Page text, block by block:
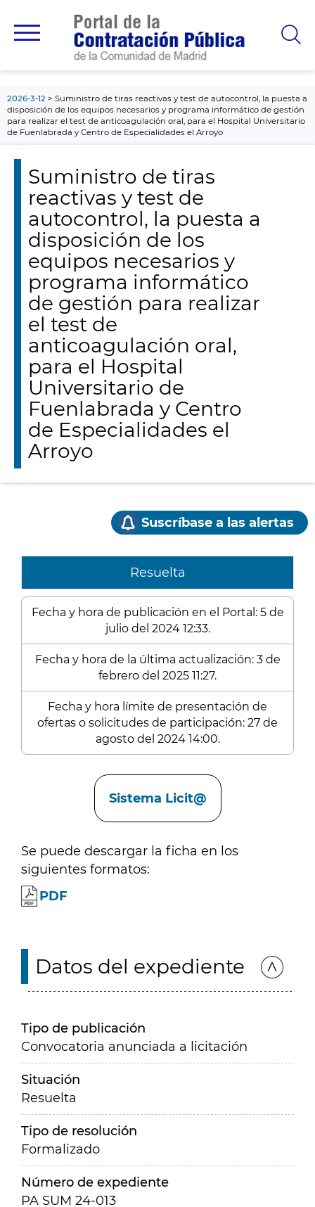
principal
2026-3-12
Suministro de tiras reactivas y test de autocontrol, la puesta a
disposición de los equipos necesarios y programa informático de gestión
para realizar el test de anticoagulación oral, para el Hospital Universitario
de Fuenlabrada y Centro de Especialidades el Arroyo
Suministro de tiras
reactivas y test de
autocontrol, la puesta a
disposición de los
equipos necesarios y
programa informático
de gestión para realizar
el test de
anticoagulación oral,
para el Hospital
Universitario de
Fuenlabrada y Centro
de Especialidades el
Arroyo
Suscríbase a las alertas
Resuelta
Fecha y hora de publicación en el Portal: 5 de
julio del 2024 12:33.
Fecha y hora de la última actualización: 3 de
febrero del 2025 11:27.
Fecha y hora límite de presentación de
ofertas o solicitudes de participación: 27 de
agosto del 2024 14:00.
Sistema Licit@
Se puede descargar la ficha en los
siguientes formatos:
PDF
Datos del expediente
Tipo de publicación
Convocatoria anunciada a licitación
Situación
Resuelta
Tipo de resolución
Formalizado
Número de expediente
PA SUM 24-013